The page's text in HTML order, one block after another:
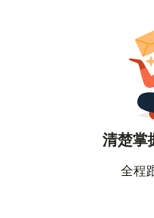
清楚掌
全程